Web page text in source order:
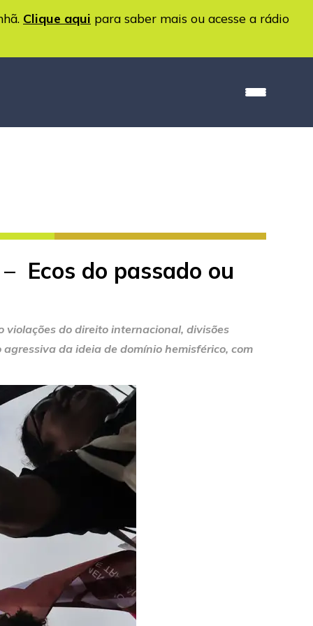
Clique aqui para saber mais ou acesse a rádio
Ecos do passado ou
do direito internacional, divisões
da ideia de domínio hemisférico, com